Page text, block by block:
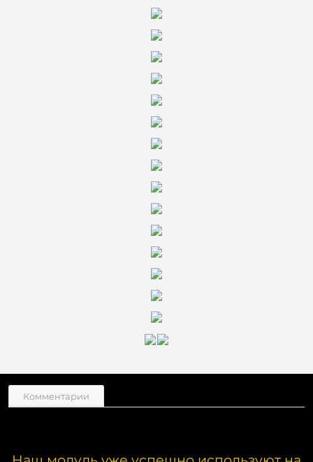
Комментарии
наших проектах